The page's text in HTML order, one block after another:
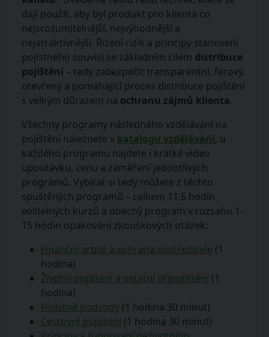
dají použít, aby byl produkt pro klienta co
nejsrozumitelnější, nejvýhodnější a
nejatraktivnější. Řízení rizik a principy stanovení
pojistného souvisí se základním cílem distribuce
pojištění – tedy zabezpečit transparentní, férový,
otevřený a pomáhající proces distribuce pojištění
s velkým důrazem na ochranu zájmů klienta.
Všechny programy následného vzdělávání na
pojištění naleznete v katalogu vzdělávání, u
každého programu najdete i krátké video
upoutávku, cenu a zaměření jednotlivých
programů. Vybírat si tedy můžete z těchto
spuštěných programů – celkem 11,5 hodin
volitelných kurzů a obecný program v rozsahu 1-
15 hodin opakování zkouškových otázek:
Finanční arbitr a ochrana spotřebitele (1
hodina)
Životní pojištění a ostatní připojištění (1
hodina)
Pojistné podvody (1 hodina 30 minut)
Cestovní pojištění (1 hodina 30 minut)